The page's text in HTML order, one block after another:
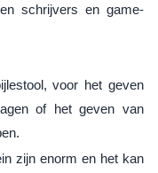
schrijvers en game-
voor het geven
of het geven van
zijn enorm en het kan